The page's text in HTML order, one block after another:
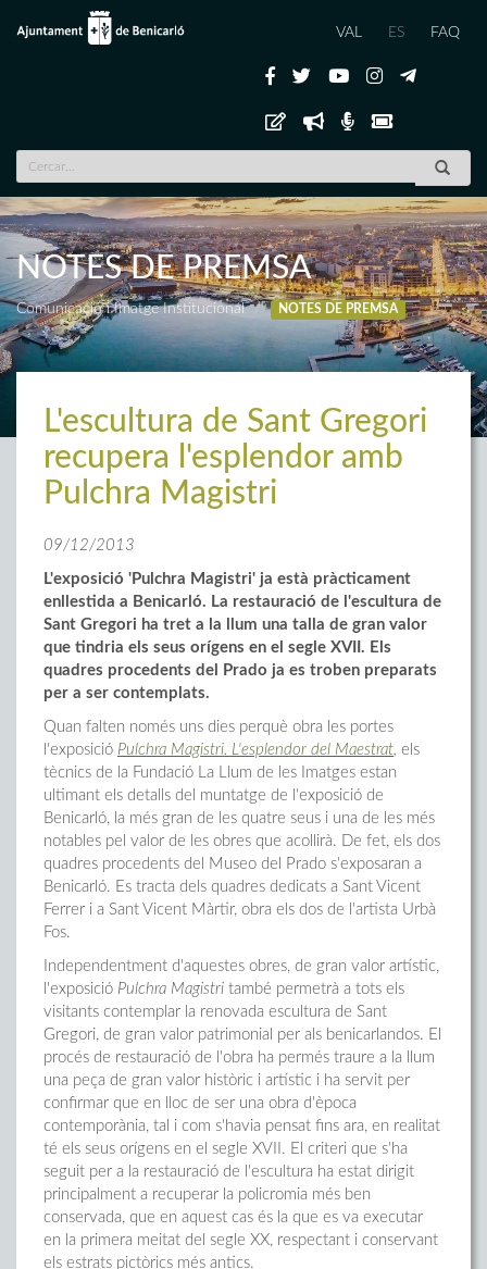
VAL ES FAQ
NOTES DE PREMSA
Comunicació i Imatge Institucional NOTES DE PREMSA
L'escultura de Sant Gregori
recupera l'esplendor amb
Pulchra Magistri
09/12/2013
L'exposició 'Pulchra Magistri' ja està pràcticament
enllestida a Benicarló. La restauració de l'escultura de
Sant Gregori ha tret a la llum una talla de gran valor
que tindria els seus orígens en el segle XVII. Els
quadres procedents del Prado ja es troben preparats
per a ser contemplats.
Quan falten només uns dies perquè obra les portes
l'exposició Pulchra Magistri. L'esplendor del Maestrat, els
tècnics de la Fundació La Llum de les Imatges estan
ultimant els detalls del muntatge de l'exposició de
Benicarló, la més gran de les quatre seus i una de les més
notables pel valor de les obres que acollirà. De fet, els dos
quadres procedents del Museo del Prado s'exposaran a
Benicarló. Es tracta dels quadres dedicats a Sant Vicent
Ferrer i a Sant Vicent Màrtir, obra els dos de l'artista Urbà
Fos.
Independentment d'aquestes obres, de gran valor artístic,
l'exposició Pulchra Magistri també permetrà a tots els
visitants contemplar la renovada escultura de Sant
Gregori, de gran valor patrimonial per als benicarlandos. El
procés de restauració de l'obra ha permés traure a la llum
una peça de gran valor històric i artístic i ha servit per
confirmar que en lloc de ser una obra d'època
contemporània, tal i com s'havia pensat fins ara, en realitat
té els seus orígens en el segle XVII. El criteri que s'ha
seguit per a la restauració de l'escultura ha estat dirigit
principalment a recuperar la policromia més ben
conservada, que en aquest cas és la que es va executar
en la primera meitat del segle XX, respectant i conservant
els estrats pictòrics més antics.